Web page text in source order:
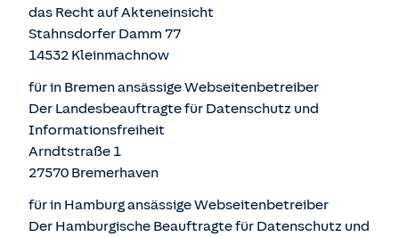
das Recht auf Akteneinsicht
Stahnsdorfer Damm 77
14532 Kleinmachnow
für in Bremen ansässige Webseitenbetreiber
Der Landesbeauftragte für Datenschutz und
Informationsfreiheit
Arndtstraße 1
27570 Bremerhaven
für in Hamburg ansässige Webseitenbetreiber
Der Hamburgische Beauftragte für Datenschutz und